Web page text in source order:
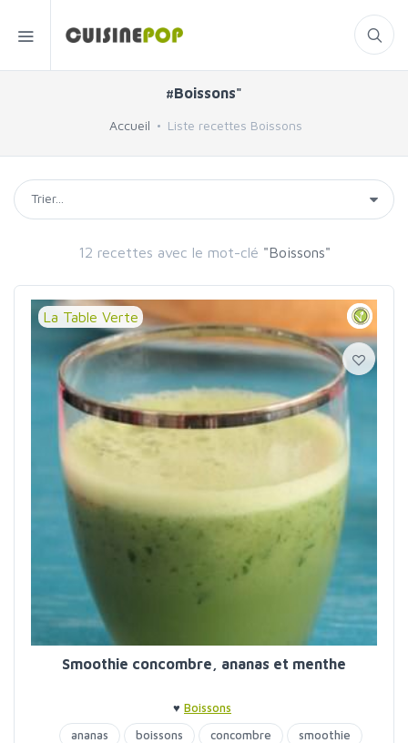
#Boissons"
Accueil Liste recettes Boissons
12 recettes avec le mot-clé "Boissons"
La Table Verte
Smoothie concombre, ananas et menthe
♥ Boissons
ananas
boissons concombre smoothie